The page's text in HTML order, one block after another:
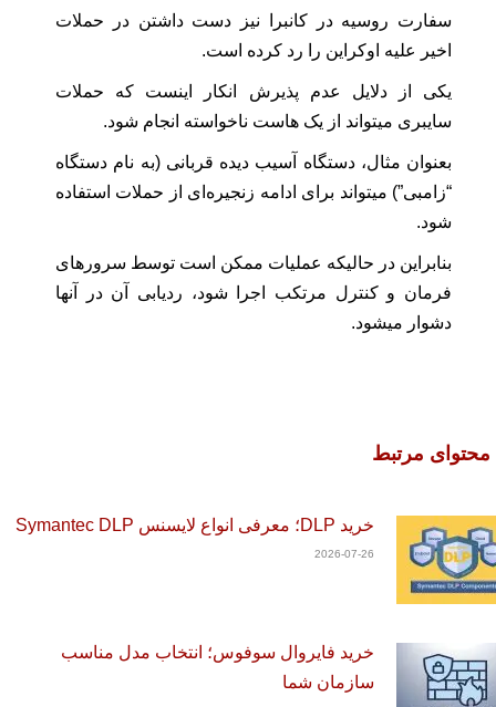
سفارت روسیه در کانبرا نیز دست داشتن در حملات
اخیر علیه اوکراین را رد کرده است.
یکی از دلایل عدم پذیرش انکار اینست که حملات
سایبری میتواند از یک هاست ناخواسته انجام شود.
بعنوان مثال، دستگاه آسیب دیده قربانی (به نام دستگاه
“زامبی”) میتواند برای ادامه زنجیره‌ای از حملات استفاده
شود.
بنابراین در حالیکه عملیات ممکن است توسط سرورهای
فرمان و کنترل مرتکب اجرا شود، ردیابی آن در آنها
دشوار میشود.
محتوای مرتبط
خرید DLP؛ معرفی انواع لایسنس Symantec DLP
2026-07-26
خرید فایروال سوفوس؛ انتخاب مدل مناسب
سازمان شما